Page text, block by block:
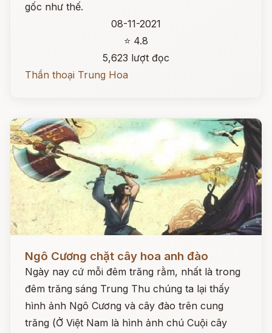
gốc như thế.
08-11-2021
⭐ 4.8
5,623 lượt đọc
Thần thoại Trung Hoa
Ngô Cương chặt cây hoa anh đào
Ngày nay cứ mỗi đêm trăng rằm, nhất là trong
đêm trăng sáng Trung Thu chúng ta lại thấy
hình ảnh Ngô Cương và cây đào trên cung
trăng (Ở Việt Nam là hình ảnh chú Cuội cây